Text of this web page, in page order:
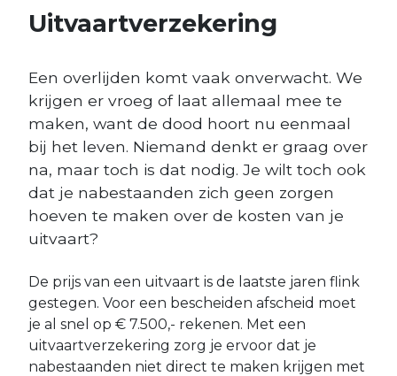
Uitvaartverzekering
Een overlijden komt vaak onverwacht. We
krijgen er vroeg of laat allemaal mee te
maken, want de dood hoort nu eenmaal
bij het leven. Niemand denkt er graag over
na, maar toch is dat nodig. Je wilt toch ook
dat je nabestaanden zich geen zorgen
hoeven te maken over de kosten van je
uitvaart?
De prijs van een uitvaart is de laatste jaren flink
gestegen. Voor een bescheiden afscheid moet
je al snel op € 7.500,- rekenen. Met een
uitvaartverzekering zorg je ervoor dat je
nabestaanden niet direct te maken krijgen met